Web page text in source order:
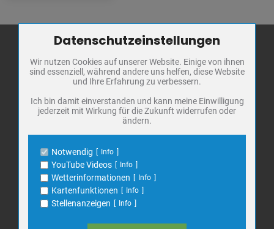
Stadt Bad
Frankenhausen
Markt 1
06567 Bad Frankenhausen
E-Mail:info@bad-frankenhausen.de
Search
for:
Zum Betrieb der Seite notwendige Cookies / Drittanbieter:
Name
PHP Session Cookie
Anbieter
Eigentümer dieser Website
Schutz
Cookie Name
PHPSESSID, fe_typo_user
Name
Cookiespeicherung Entscheidungscookie
Anbieter
Eigentümer dieser Website
Zweck
Speichert die Einstellungen der Besucher
bezüglich der Speicherung von Cookies.
Cookie Name
dywc
1 Jahr
Datenschutzeinstellungen
Wir nutzen Cookies auf unserer Website. Einige von ihnen
sind essenziell, während andere uns helfen, diese Website
und Ihre Erfahrung zu verbessern.
Ich bin damit einverstanden und kann meine Einwilligung
jederzeit mit Wirkung für die Zukunft widerrufen oder
ändern.
Notwendig Info
YouTube Videos Info
Wetterinformationen Info
Kartenfunktionen Info
Stellenanzeigen Info